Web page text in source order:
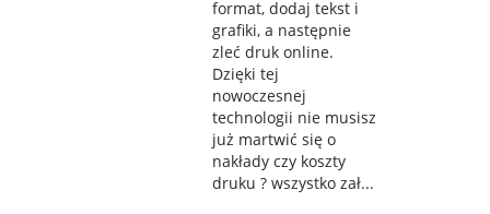
format, dodaj tekst i
grafiki, a następnie
zleć druk online.
Dzięki tej
nowoczesnej
technologii nie musisz
już martwić się o
nakłady czy koszty
druku ? wszystko zał...